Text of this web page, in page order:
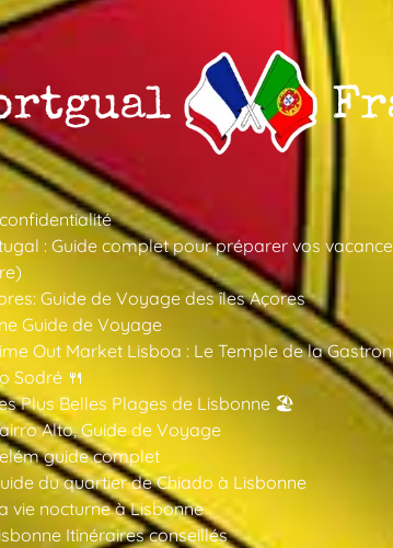
: Guide complet pour préparer vos
Guide de Voyage des îles Açores
Guide de Voyage
Out Market Lisboa : Le Temple de la
Sodré 🍴
Plus Belles Plages de Lisbonne 🏖️
Alto, Guide de Voyage
guide complet
du quartier de Chiado à Lisbonne
vie nocturne à Lisbonne
Itinéraires conseillés